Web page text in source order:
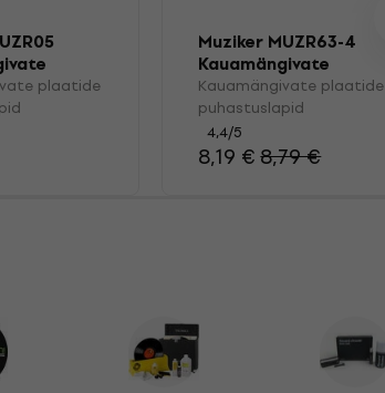
plaatide
Muziker MUZR63-4
Kauamängivate
plaatide
puhastuslapid
Kauamängivate plaatide
puhastuslapid
4,4/5
8,19 €8,79 €